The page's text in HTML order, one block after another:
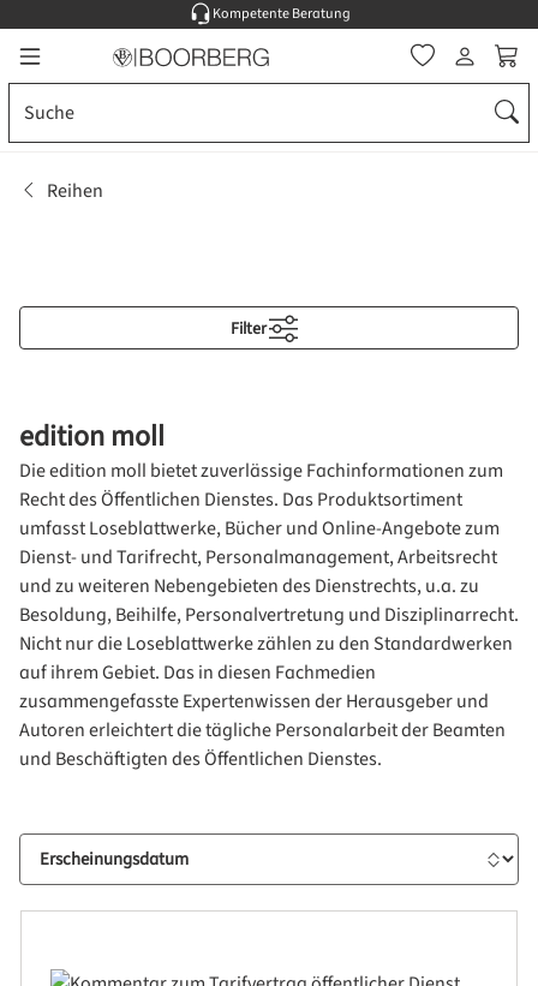
Zum Hauptinhalt springen
Kompetente Beratung
Reihen
Filter
edition moll
Die edition moll bietet zuverlässige Fachinformationen zum
Recht des Öffentlichen Dienstes. Das Produktsortiment
umfasst Loseblattwerke, Bücher und Online-Angebote zum
Dienst- und Tarifrecht, Personalmanagement, Arbeitsrecht
und zu weiteren Nebengebieten des Dienstrechts, u.a. zu
Besoldung, Beihilfe, Personalvertretung und Disziplinarrecht.
Nicht nur die Loseblattwerke zählen zu den Standardwerken
auf ihrem Gebiet. Das in diesen Fachmedien
zusammengefasste Expertenwissen der Herausgeber und
Autoren erleichtert die tägliche Personalarbeit der Beamten
und Beschäftigten des Öffentlichen Dienstes.
Sortierung